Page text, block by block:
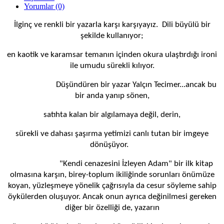
Yorumlar (0)
İlginç ve renkli bir yazarla karşı karşıyayız. Dili büyülü bir
şekilde kullanıyor;
en kaotik ve karamsar temanın içinden okura ulaştırdığı ironi
ile umudu sürekli kılıyor.
Düşündüren bir yazar Yalçın Tecimer...ancak bu
bir anda yanıp sönen,
satıhta kalan bir algılamaya değil, derin,
sürekli ve dahası şaşırma yetimizi canlı tutan bir imgeye
dönüşüyor.
"Kendi cenazesini İzleyen Adam" bir ilk kitap
olmasına karşın, birey-toplum ikiliğinde sorunları önümüze
koyan, yüzleşmeye yönelik çağrısıyla da cesur söyleme sahip
öykülerden oluşuyor. Ancak onun ayrıca değinilmesi gereken
diğer bir özelliği de, yazarın